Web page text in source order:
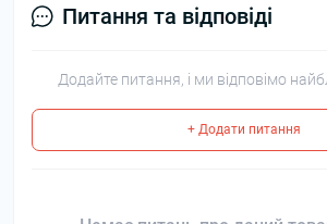
Питання та відповіді
Додайте питання, і ми відповімо
+ Додати питання